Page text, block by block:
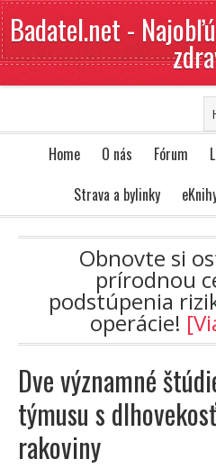
Badatel.net -
Home O nás Fórum
Strava a bylinky
Obnovte si
prírodnou
podstúpenia
operácie!
Dve významné
týmusu s
rakoviny